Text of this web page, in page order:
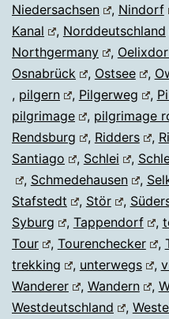
Niedersachsen
, Nindorf
Kanal
, Norddeutschland
Northgermany
,
Osnabrück
, Ostsee ,
, pilgern , Pilgerweg ,
pilgrimage
, pilgrimage
Rendsburg
, Ridders ,
Santiago
, Schlei ,
, Schmedehausen ,
Stafstedt
, Stör ,
Syburg
, Tappendorf ,
Tour
, Tourenchecker ,
trekking
, unterwegs ,
Wanderer
, Wandern ,
Westdeutschland
,